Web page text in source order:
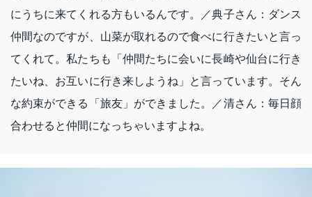
にうちに来てくれる方もいるんです。／典子さん：ダンス
仲間なのですが、山菜が取れるので食べに行きたいと言っ
てくれて。私たちも「仲間たちに会いに長崎や仙台に行き
たいね、お互いに行き来しようね」と言っています。そん
な約束ができる「旅友」ができました。／清さん：毎日顔
合わせると仲間になっちゃいますよね。